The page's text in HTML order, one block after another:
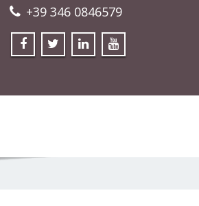
+39 346 0846579